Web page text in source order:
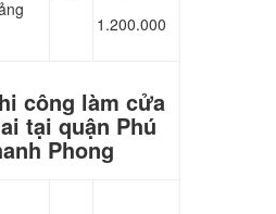
1.200.000
công làm cửa
tại quận Phú
Phong